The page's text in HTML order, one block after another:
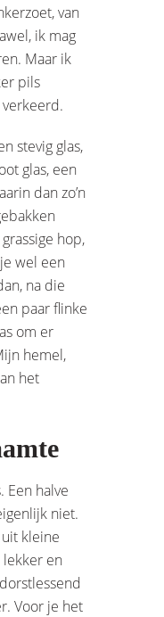
van
ik mag
Maar ik
pils
stevig glas,
glas, een
dan zo’n
hop,
wel een
na die
paar flinke
om er
hemel,
het
Een halve
niet.
kleine
lekker en
Voor je het